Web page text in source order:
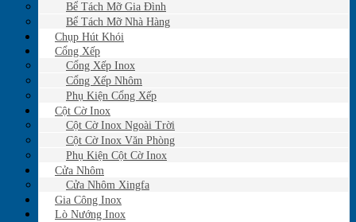
Bể Tách Mỡ Gia Đình
Bể Tách Mỡ Nhà Hàng
Chụp Hút Khói
Cổng Xếp
Cổng Xếp Inox
Cổng Xếp Nhôm
Phụ Kiện Cổng Xếp
Cột Cờ Inox
Cột Cờ Inox Ngoài Trời
Cột Cờ Inox Văn Phòng
Phụ Kiện Cột Cờ Inox
Cửa Nhôm
Cửa Nhôm Xingfa
Gia Công Inox
Lò Nướng Inox